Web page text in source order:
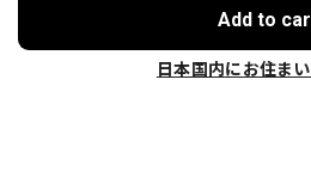
Add to
日本国内にお住ま